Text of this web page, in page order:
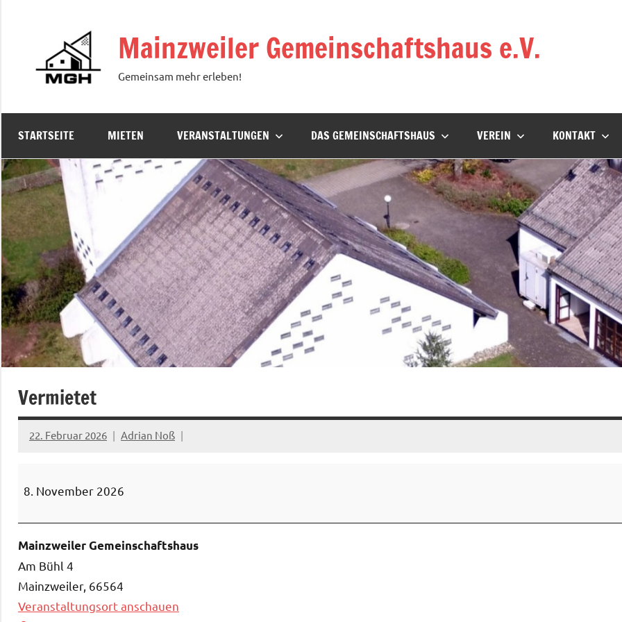
Mainzweiler Gemeinschaftshaus e.V.
Gemeinsam mehr erleben!
STARTSEITE MIETEN VERANSTALTUNGEN DAS GEMEINSCHAFTSHAUS VEREIN KONTAKT
Vermietet
22. Februar 2026 Adrian Noß
8. November 2026
Mainzweiler Gemeinschaftshaus
Am Bühl 4
Mainzweiler, 66564
Veranstaltungsort anschauen